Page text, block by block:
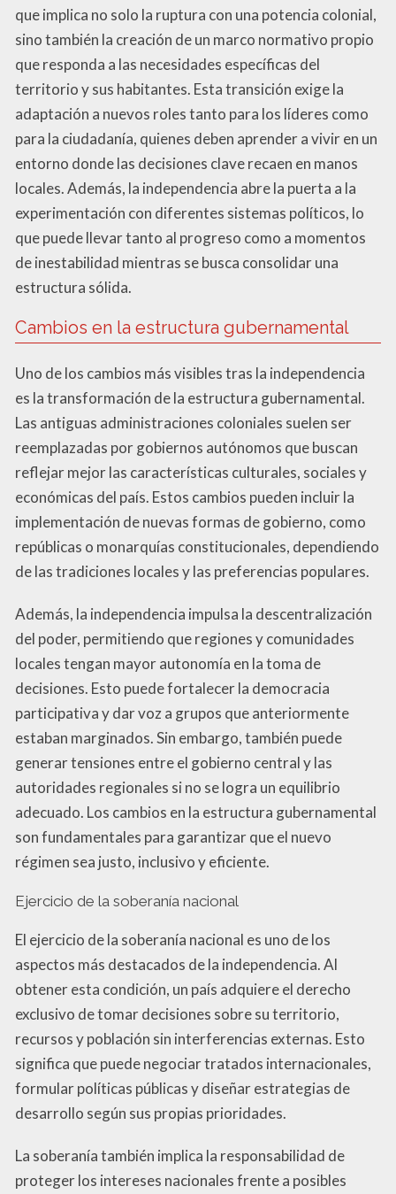
que implica no solo la ruptura con una potencia colonial,
sino también la creación de un marco normativo propio
que responda a las necesidades específicas del
territorio y sus habitantes. Esta transición exige la
adaptación a nuevos roles tanto para los líderes como
para la ciudadanía, quienes deben aprender a vivir en un
entorno donde las decisiones clave recaen en manos
locales. Además, la independencia abre la puerta a la
experimentación con diferentes sistemas políticos, lo
que puede llevar tanto al progreso como a momentos
de inestabilidad mientras se busca consolidar una
estructura sólida.
Cambios en la estructura gubernamental
Uno de los cambios más visibles tras la independencia
es la transformación de la estructura gubernamental.
Las antiguas administraciones coloniales suelen ser
reemplazadas por gobiernos autónomos que buscan
reflejar mejor las características culturales, sociales y
económicas del país. Estos cambios pueden incluir la
implementación de nuevas formas de gobierno, como
repúblicas o monarquías constitucionales, dependiendo
de las tradiciones locales y las preferencias populares.
Además, la independencia impulsa la descentralización
del poder, permitiendo que regiones y comunidades
locales tengan mayor autonomía en la toma de
decisiones. Esto puede fortalecer la democracia
participativa y dar voz a grupos que anteriormente
estaban marginados. Sin embargo, también puede
generar tensiones entre el gobierno central y las
autoridades regionales si no se logra un equilibrio
adecuado. Los cambios en la estructura gubernamental
son fundamentales para garantizar que el nuevo
régimen sea justo, inclusivo y eficiente.
Ejercicio de la soberanía nacional
El ejercicio de la soberanía nacional es uno de los
aspectos más destacados de la independencia. Al
obtener esta condición, un país adquiere el derecho
exclusivo de tomar decisiones sobre su territorio,
recursos y población sin interferencias externas. Esto
significa que puede negociar tratados internacionales,
formular políticas públicas y diseñar estrategias de
desarrollo según sus propias prioridades.
La soberanía también implica la responsabilidad de
proteger los intereses nacionales frente a posibles